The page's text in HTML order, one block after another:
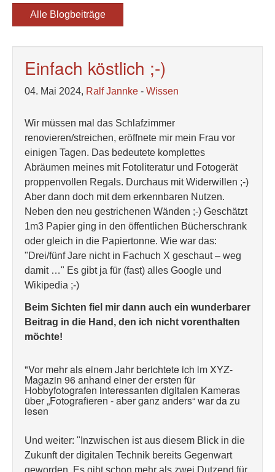
Alle Blogbeiträge
Einfach köstlich ;-)
04. Mai 2024, Ralf Jannke - Wissen
Wir müssen mal das Schlafzimmer
renovieren/streichen, eröffnete mir mein Frau vor
einigen Tagen. Das bedeutete komplettes
Abräumen meines mit Fotoliteratur und Fotogerät
proppenvollen Regals. Durchaus mit Widerwillen ;-)
Aber dann doch mit dem erkennbaren Nutzen.
Neben den neu gestrichenen Wänden ;-) Geschätzt
1m3 Papier ging in den öffentlichen Bücherschrank
oder gleich in die Papiertonne. Wie war das:
"Drei/fünf Jare nicht in Fachuch X geschaut – weg
damit …" Es gibt ja für (fast) alles Google und
Wikipedia ;-)
Beim Sichten fiel mir dann auch ein wunderbarer
Beitrag in die Hand, den ich nicht vorenthalten
möchte!
"Vor mehr als einem Jahr berichtete ich im XYZ-
Magazin 96 anhand einer der ersten für
Hobbyfotografen interessanten digitalen Kameras
über „Fotografieren - aber ganz anders“ war da zu
lesen
Und weiter: "Inzwischen ist aus diesem Blick in die
Zukunft der digitalen Technik bereits Gegenwart
geworden. Es gibt schon mehr als zwei Dutzend für